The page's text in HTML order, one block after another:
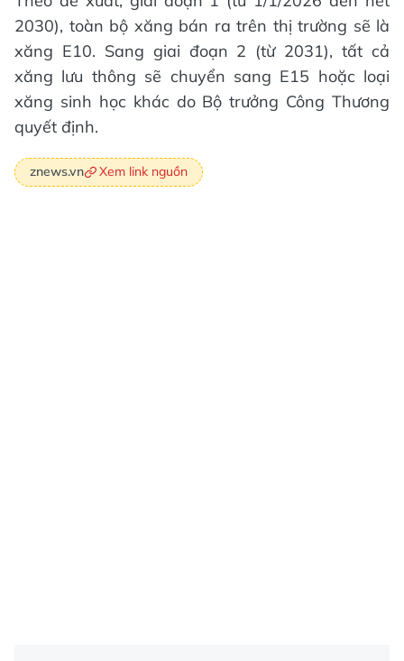
2030), toàn bộ xăng bán ra trên thị trường sẽ là
xăng E10. Sang giai đoạn 2 (từ 2031), tất cả
xăng lưu thông sẽ chuyển sang E15 hoặc loại
xăng sinh học khác do Bộ trưởng Công Thương
quyết định.
znews.vn Xem link nguồn